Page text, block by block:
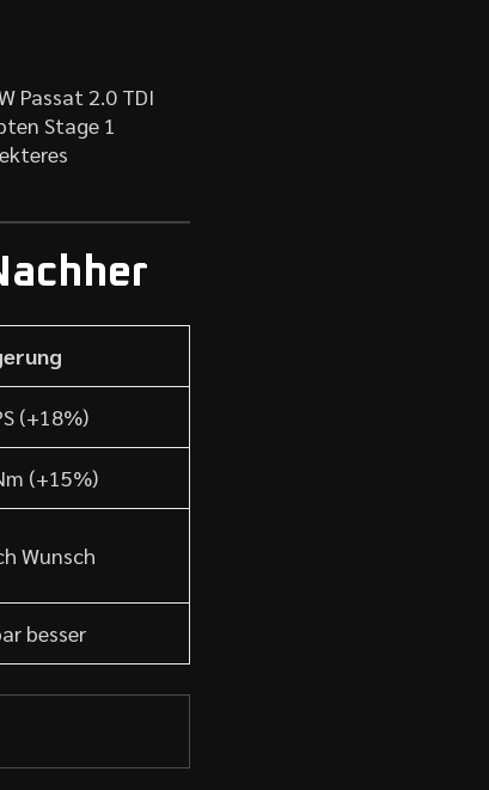
Passat 2.0 TDI
Stage 1
(+18%)
(+15%)
Wunsch
besser